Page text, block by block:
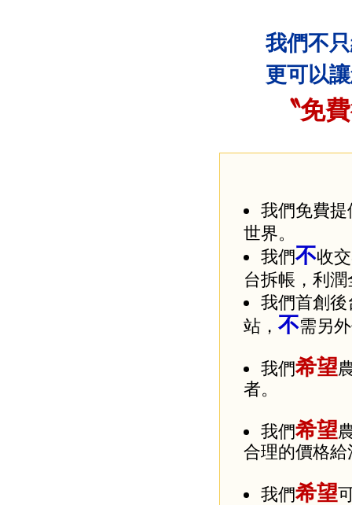
我們不
更可以
〝免
我們免費
世界。
我們不收
台拆帳，利
我們首創
站， 不需另
我們希望
者。
我們希望
合理的價格給
我們希望